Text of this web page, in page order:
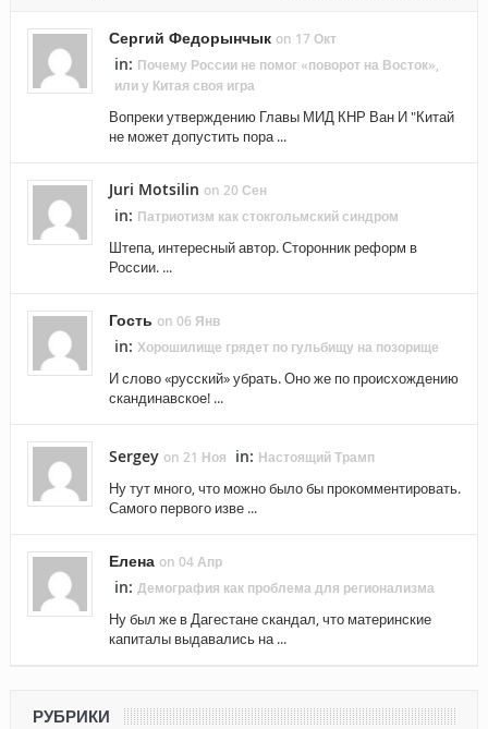
Сергий Федорынчык on 17 Окт
in: Почему России не помог «поворот на Восток»,
или у Китая своя игра
Вопреки утверждению Главы МИД КНР Ван И "Китай
не может допустить пора ...
Juri Motsilin on 20 Сен
in: Патриотизм как стокгольмский синдром
Штепа, интересный автор. Сторонник реформ в
России. ...
Гость on 06 Янв
in: Хорошилище грядет по гульбищу на позорище
И слово «русский» убрать. Оно же по происхождению
скандинавское! ...
Sergey on 21 Ноя in: Настоящий Трамп
Ну тут много, что можно было бы прокомментировать.
Самого первого изве ...
Елена on 04 Апр
in: Демография как проблема для регионализма
Ну был же в Дагестане скандал, что материнские
капиталы выдавались на ...
РУБРИКИ